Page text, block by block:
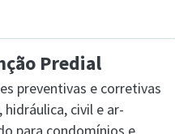
Predial
preventivas e corretivas
hidráulica, civil e ar-